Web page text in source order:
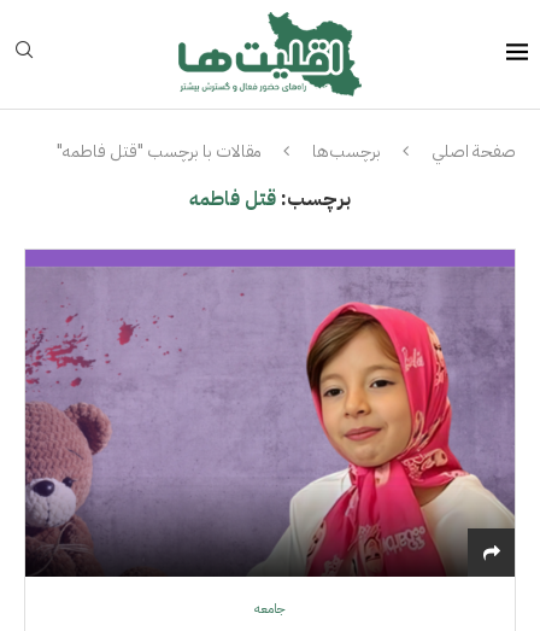
صفحة اصلي برچسب‌ها مقالات با برچسب "قتل فاطمه"
برچسب: قتل فاطمه
جامعه